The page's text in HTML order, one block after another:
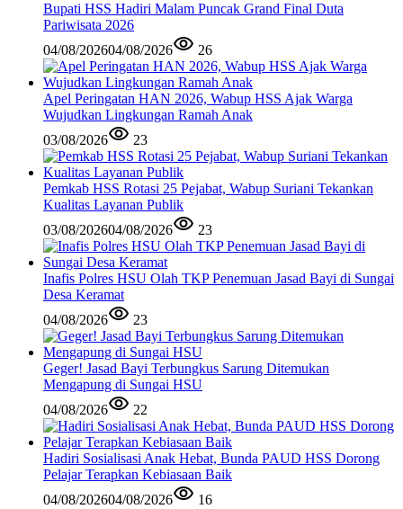
Bupati HSS Hadiri Malam Puncak Grand Final Duta
Pariwisata 2026
04/08/202604/08/2026 26
Apel Peringatan HAN 2026, Wabup HSS Ajak Warga
Wujudkan Lingkungan Ramah Anak
03/08/2026
23
Pemkab HSS Rotasi 25 Pejabat, Wabup Suriani Tekankan
Kualitas Layanan Publik
03/08/202604/08/2026 23
Inafis Polres HSU Olah TKP Penemuan Jasad Bayi di Sungai
Desa Keramat
04/08/2026
23
Geger! Jasad Bayi Terbungkus Sarung Ditemukan
Mengapung di Sungai HSU
04/08/2026
22
Hadiri Sosialisasi Anak Hebat, Bunda PAUD HSS Dorong
Pelajar Terapkan Kebiasaan Baik
04/08/202604/08/2026 16